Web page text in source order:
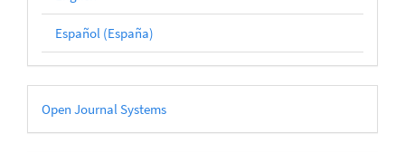
Español (España)
Desarrollado
por
Open Journal Systems